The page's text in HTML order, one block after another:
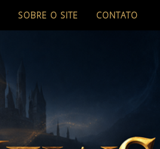
SOBRE O SITE CONTATO